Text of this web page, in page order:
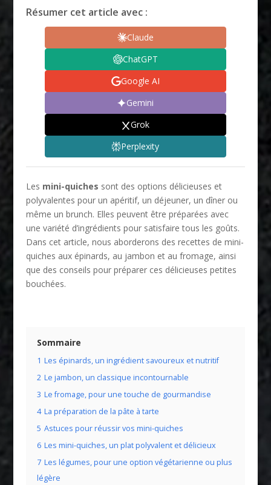
Résumer cet article avec :
Claude
ChatGPT
Google AI
Gemini
Grok
Perplexity
Les mini-quiches sont des options délicieuses et
polyvalentes pour un apéritif, un déjeuner, un dîner ou
même un brunch. Elles peuvent être préparées avec
une variété d’ingrédients pour satisfaire tous les goûts.
Dans cet article, nous aborderons des recettes de mini-
quiches aux épinards, au jambon et au fromage, ainsi
que des conseils pour préparer ces délicieuses petites
bouchées.
Sommaire
1 Les épinards, un ingrédient savoureux et nutritif
2 Le jambon, un classique incontournable
3 Le fromage, pour une touche de gourmandise
4 La préparation de la pâte à tarte
5 Astuces pour réussir vos mini-quiches
6 Les mini-quiches, un plat polyvalent et délicieux
7 Les légumes, pour une option végétarienne ou plus
légère